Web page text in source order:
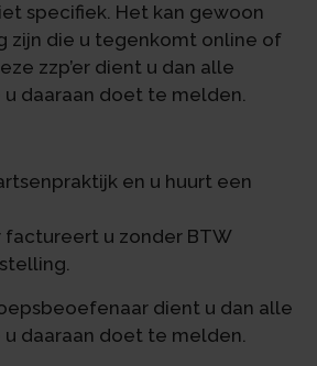
specifiek. Het kan gewoon
zijn die u tegenkomt online of
zzp’er dient u dan alle
daaraan doet te melden.
en u huurt een
factureert u zonder BTW
dient u dan alle
daaraan doet te melden.